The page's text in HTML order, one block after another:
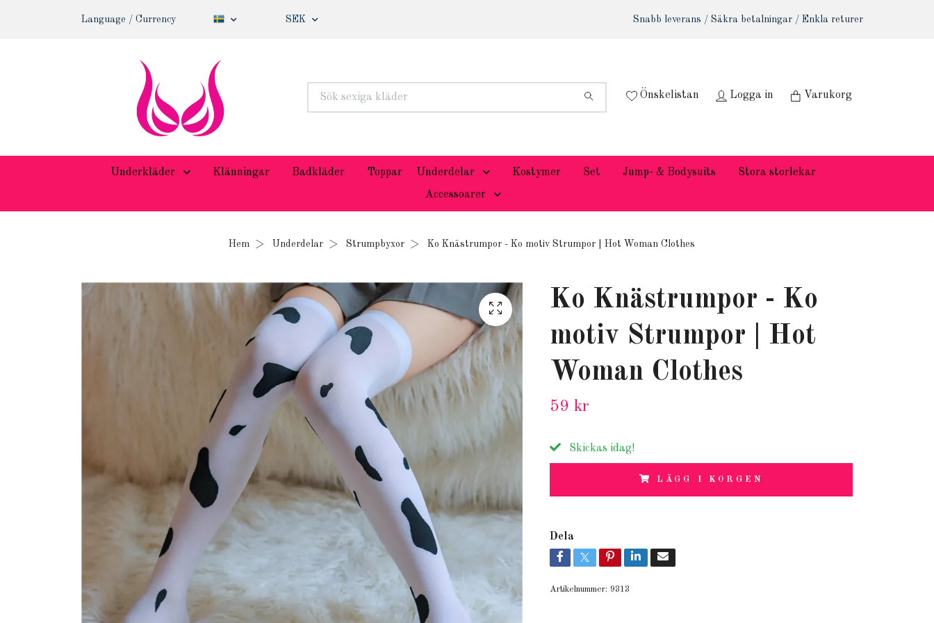
Language / Currency SEK Snabb leverans / Säkra betalningar / Enkla returer
Önskelistan Logga in Varukorg
Underkläder Klänningar Badkläder Toppar Underdelar Kostymer Set Jump- & Bodysuits
Stora storlekar
Accessoarer
Hem Underdelar Strumpbyxor Ko Knästrumpor - Ko motiv Strumpor | Hot Woman Clothes
Ko Knästrumpor - Ko
motiv Strumpor | Hot
Woman Clothes
59 kr
Skickas idag!
LÄGG I KORGEN
Dela
Artikelnummer: 9313